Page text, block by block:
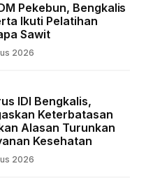
Pekebun, Bengkalis
Ikuti Pelatihan
Sawit
2026
IDI Bengkalis,
Keterbatasan
Alasan Turunkan
Kesehatan
2026